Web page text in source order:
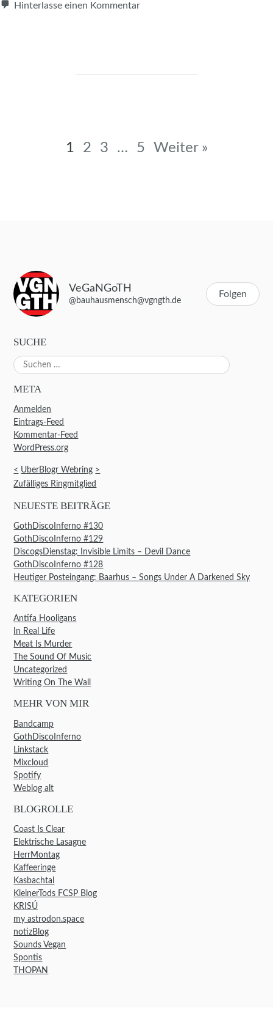
Hinterlasse einen Kommentar
Beitragsnavigation
1 2 3 … 5 Weiter »
VeGaNGoTH
@bauhausmensch@vgngth.de
Folgen
SUCHE
Suchen
nach:
META
Anmelden
Eintrags-Feed
Kommentar-Feed
WordPress.org
< UberBlogr Webring >
Zufälliges Ringmitglied
NEUESTE BEITRÄGE
GothDiscoInferno #130
GothDiscoInferno #129
DiscogsDienstag: Invisible Limits – Devil Dance
GothDiscoInferno #128
Heutiger Posteingang: Baarhus – Songs Under A Darkened Sky
KATEGORIEN
Antifa Hooligans
In Real Life
Meat Is Murder
The Sound Of Music
Uncategorized
Writing On The Wall
MEHR VON MIR
Bandcamp
GothDiscoInferno
Linkstack
Mixcloud
Spotify
Weblog alt
BLOGROLLE
Coast Is Clear
Elektrische Lasagne
HerrMontag
Kaffeeringe
Kasbachtal
KleinerTods FCSP Blog
KRISÚ
my astrodon.space
notizBlog
Sounds Vegan
Spontis
THOPAN